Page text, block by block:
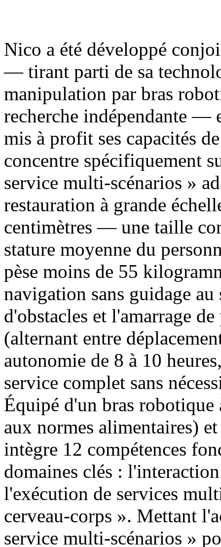
Nico a été développé
— tirant parti de sa
manipulation par bras
recherche indépendante —
mis à profit ses capacités
concentre spécifiquement
service multi-scénarios »
restauration à grande
centimètres — une taille
stature moyenne du
pèse moins de 55
navigation sans guidage
d'obstacles et l'amarrage
(alternant entre
autonomie de 8 à 10
service complet sans
Équipé d'un bras
aux normes alimentaires)
intègre 12 compétences
domaines clés :
l'exécution de services
cerveau-corps ». Mettant
service multi-scénarios »